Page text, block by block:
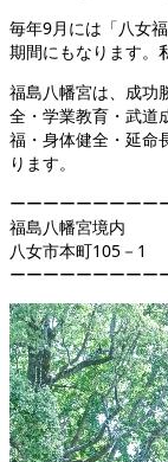
毎年9月には「八女
期間にもなります。
福島八幡宮は、成功
全・学業教育・武道
福・身体健全・延命
ります。
ーーーーーーーーー
福島八幡宮境内
八女市本町105－1
ーーーーーーーーー